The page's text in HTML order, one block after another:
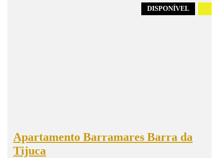
DISPONÍVEL
Apartamento Barramares Barra da
Tijuca